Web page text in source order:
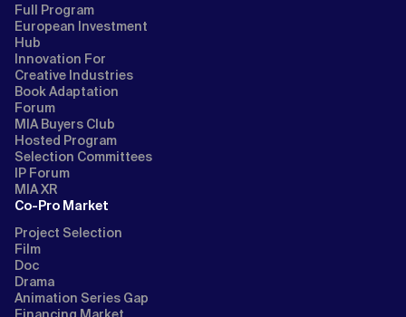
Full Program
European Investment
Hub
Innovation For
Creative Industries
Book Adaptation
Forum
MIA Buyers Club
Hosted Program
Selection Committees
IP Forum
MIA XR
Co-Pro Market
Project Selection
Film
Doc
Drama
Animation Series Gap